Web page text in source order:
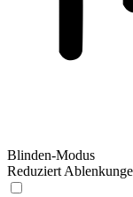
Blinden-Modus
Reduziert